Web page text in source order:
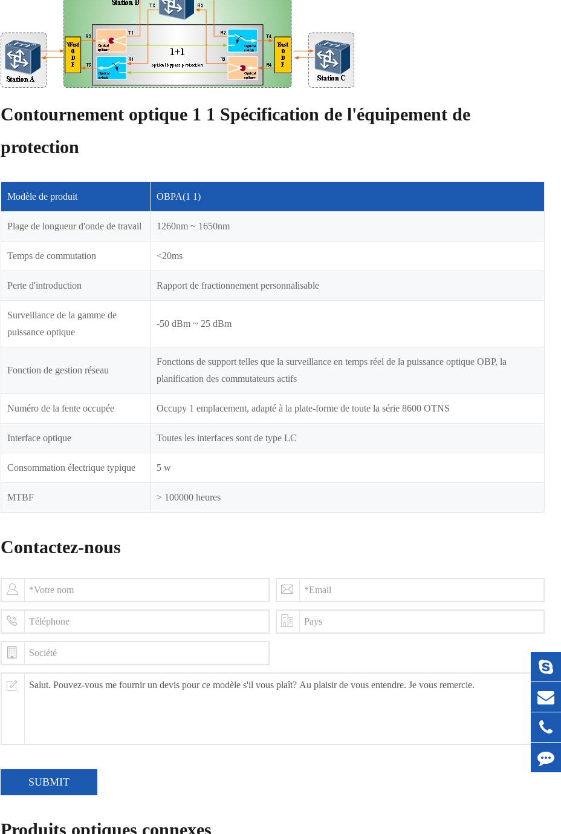
Contournement optique 1 1 Spécification de l'équipement de
protection
Modèle de produit OBPA(1 1)
Plage de longueur d'onde de travail 1260nm ~ 1650nm
Temps de commutation <20ms
Perte d'introduction Rapport de fractionnement personnalisable
Surveillance de la gamme de
puissance optique
-50 dBm ~ 25 dBm
Fonction de gestion réseau
Fonctions de support telles que la surveillance en temps réel de la puissance optique OBP, la
planification des commutateurs actifs
Numéro de la fente occupée Occupy 1 emplacement, adapté à la plate-forme de toute la série 8600 OTNS
Interface optique Toutes les interfaces sont de type LC
Consommation électrique typique 5 w
MTBF > 100000 heures
Contactez-nous
SUBMIT
Produits optiques connexes